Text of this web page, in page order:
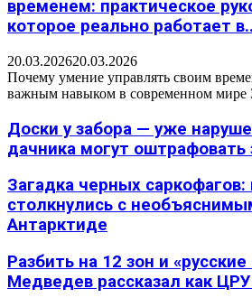
временем: практическое
которое реально работает
20.03.202620.03.2026
Почему умение управлять своим
важным навыком в современном мире
Доски у забора — уже
дачника могут оштрафовать
Загадка черных
столкнулись с
Антарктиде
Разбить на 12 зон и «русские
Медведев рассказал как ЦРУ